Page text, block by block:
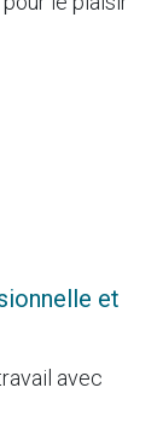
et
avec